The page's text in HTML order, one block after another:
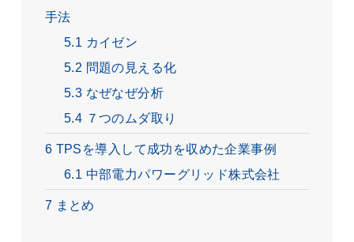
手法
5.1 カイゼン
5.2 問題の見える化
5.3 なぜなぜ分析
5.4 ７つのムダ取り
6 TPSを導入して成功を収めた企業事例
6.1 中部電力パワーグリッド株式会社
7 まとめ